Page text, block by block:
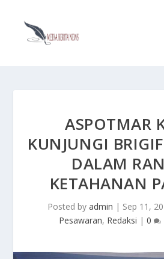
ASPOTMAR
KUNJUNGI
DALAM
KETAHANAN
Posted by admin | Sep 11,
Pesawaran, Redaksi | 0